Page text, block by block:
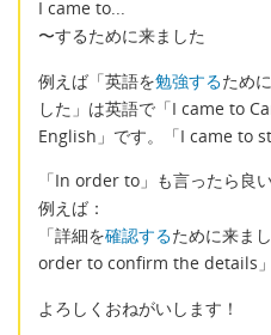
I came to...
〜するために来ました
例えば「英語を勉強するため
した」は英語で「I came to
English」です。「I came to
「In order to」も言ったら良い
例えば：
「詳細を確認するために来ま
order to confirm the details」
よろしくおねがいします！